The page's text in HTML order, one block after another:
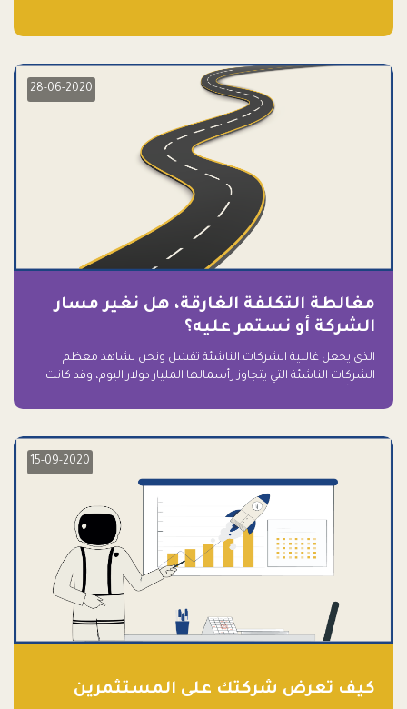
28-06-2020
مغالطة التكلفة الغارقة، هل نغير مسار
الشركة أو نستمر عليه؟
الذي يجعل غالبية الشركات الناشئة تفشل ونحن نشاهد معظم
الشركات الناشئة التي يتجاوز رأسمالها المليار دولار اليوم، وقد كانت
15-09-2020
كيف تعرض شركتك على المستثمرين